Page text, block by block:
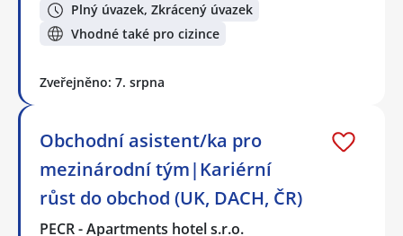
Plný úvazek, Zkrácený úvazek
Vhodné také pro cizince
Zveřejněno: 7. srpna
Obchodní asistent/ka pro
mezinárodní tým|Kariérní
růst do obchod (UK, DACH, ČR)
PECR - Apartments hotel s.r.o.